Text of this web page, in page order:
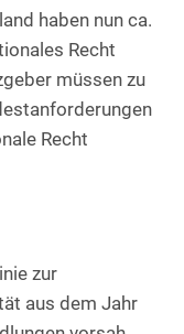
haben nun ca.
Recht
müssen zu
Recht
zur
aus dem Jahr